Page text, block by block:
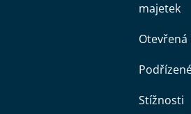
majetek
Otevřená
Stížnosti